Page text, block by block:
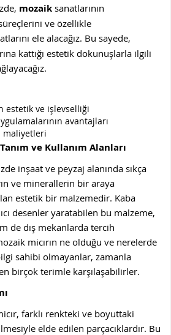
mozaik sanatlarının
ve özellikle
ele alacağız. Bu sayede,
kattığı estetik dokunuşlarla ilgili
estetik ve işlevselliği
avantajları
maliyetleri
ve Kullanım Alanları
inşaat ve peyzaj alanında sıkça
ve minerallerin bir araya
estetik bir malzemedir. Kaba
desenler yaratabilen bu malzeme,
de dış mekanlarda tercih
micırın ne olduğu ve nerelerde
sahibi olmayanlar, zamanla
birçok terimle karşılaşabilirler.
farklı renkteki ve boyuttaki
elde edilen parçacıklardır. Bu